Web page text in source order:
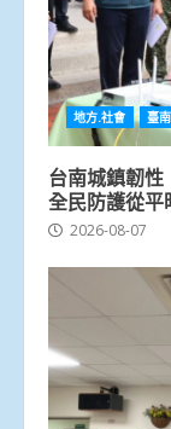
地方.社會 臺
台南城鎮韌
全民防護從
2026-08-07